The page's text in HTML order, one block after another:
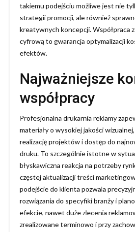
takiemu podejściu możliwe jest nie
strategii promocji, ale również
kreatywnych koncepcji. Współpraca
cyfrową to gwarancja optymalizacji
efektów.
Najważniejsze
współpracy
Profesjonalna drukarnia reklamy
materiały o wysokiej jakości
realizację projektów i dostęp do
druku. To szczególnie istotne w
błyskawiczna reakcja na potrzeby
częstej aktualizacji treści
podejście do klienta pozwala
rozwiązania do specyfiki branży i
efekcie, nawet duże zlecenia
zrealizowane terminowo i przy